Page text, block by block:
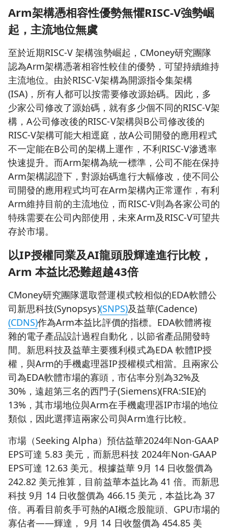
Arm架構憑相容性優勢無懼RISC-V強勢崛
起，主流地位無虞
至於近期RISC-V 架構強勢崛起，CMoney研究團隊
認為Arm架構憑著相容性較佳的優勢，可望持續維持
主流地位。由於RISC-V架構為開源指令集架構
(ISA)，所有人都可以按需要修改源始碼。因此，多
少家公司修改了源始碼，就有多少個不同的RISC-V架
構，A公司修改後的RISC-V架構與B公司修改後的
RISC-V架構可能大相逕庭，故A公司開發的應用程式
不一定能在B公司的架構上運作，不利RISC-V滲透率
快速提升。而Arm架構為統一標準，公司不能在保持
Arm架構認證下，對源始碼進行大幅修改，使不同公
司開發的應用程式均可在Arm架構內正常運作，有利
Arm維持目前的主流地位，而RISC-V則為各家公司的
特殊需要在公司內部使用，未來Arm及RISC-V可望共
存於市場。
以IP授權同業及AI龍頭股輝達進行比較，
Arm本益比恐難超越43倍
CMoney研究團隊選取營運模式較相似的EDA軟體公
司新思科技(Synopsys)(SNPS)及益華(Cadence)
(CDNS)作為Arm本益比評價的指標。EDA軟體將複
雜的電子產品設計過程自動化，以節省產品開發時
間。新思科技及益華主要獲利模式為EDA 軟體IP授
權，與Arm的手機處理器IP授權模式相當。且兩家公
司為EDA軟體市場的寡頭，市佔率分別為32%及
30%，遠超第三名的西門子(Siemens)(FRA:SIE)的
13%，其市場地位與Arm在手機處理器IP市場的地位
類似，因此選擇這兩家公司與Arm進行比較。
市場（Seeking Alpha）預估益華2024年Non-GAAP
EPS可達 5.83 美元，而新思科技 2024年Non-GAAP
EPS可達 12.63 美元。根據益華 9月 14 日收盤價為
242.82 美元推算，目前益華本益比為 41 倍。而新思
科技 9月 14 日收盤價為 466.15 美元，本益比為 37
倍。再看目前炙手可熱的AI概念股龍頭、GPU市場的
寡佔者——輝達， 9月 14 日收盤價為 454.85 美